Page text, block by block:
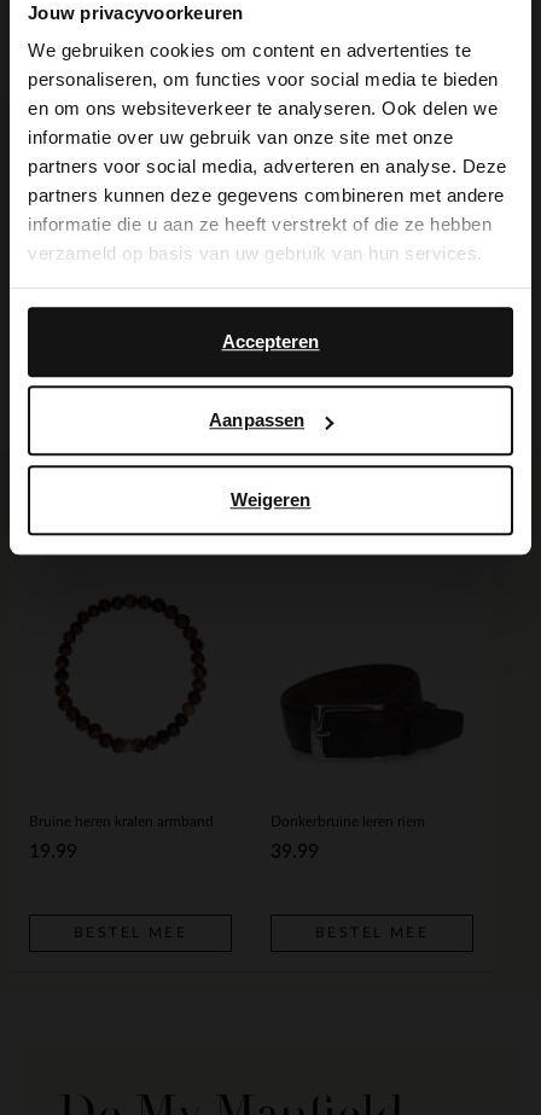
Jouw privacyvoorkeuren
We gebruiken cookies om content en advertenties te
personaliseren, om functies voor social media te bieden
en om ons websiteverkeer te analyseren. Ook delen we
informatie over uw gebruik van onze site met onze
partners voor social media, adverteren en analyse. Deze
partners kunnen deze gegevens combineren met andere
informatie die u aan ze heeft verstrekt of die ze hebben
verzameld op basis van uw gebruik van hun services.
Accepteren
Aanpassen
Weigeren
Voor jou erbij gezocht
Bruine heren kralen armband
19.99
BESTEL MEE
Donkerbruine leren riem
39.99
BESTEL MEE
met witte zool van 2 cm. We adviseren als
verzorging en bescherming de
suède/nubuck spray in transparant.
Alles over dit product
Maattabel
Bezorgen & retour
×
View this website in English?
It looks like your language isn't Dutch. Would
you like to switch to English?
English